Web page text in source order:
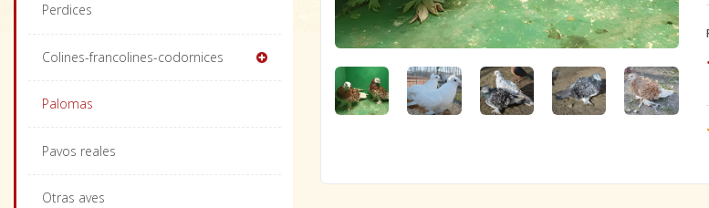
Perdices
Colines-francolines-codornices
Palomas
Pavos reales
Otras aves